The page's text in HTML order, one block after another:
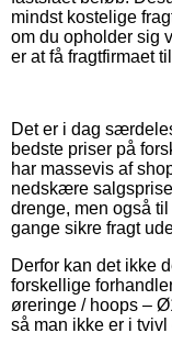
mindst kostelige
om du opholder sig
er at få fragtfirmaet
Det er i dag
bedste priser på
har massevis af
nedskære
drenge, men også
gange sikre fragt
Derfor kan det ikke
forskellige
øreringe / hoops –
så man ikke er i